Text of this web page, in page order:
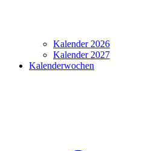
Kalender 2026
Kalender 2027
Kalenderwochen